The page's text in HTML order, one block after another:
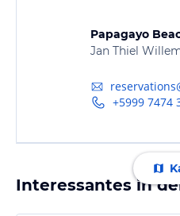
Papagayo
Jan Thiel
+5999 7474
Interessantes in